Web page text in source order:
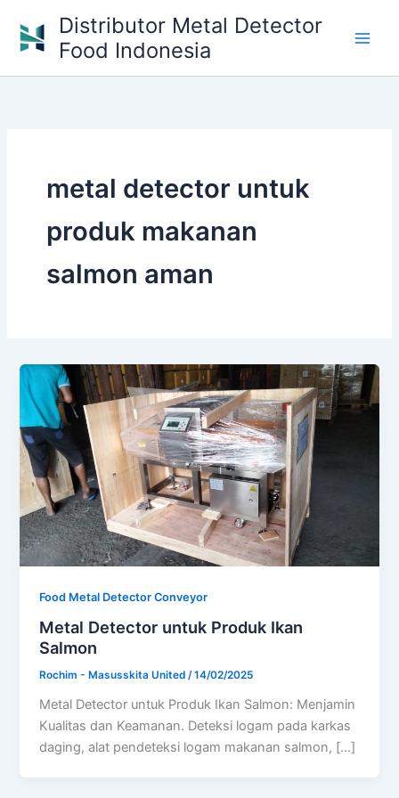
content
Distributor Metal Detector
Food Indonesia
metal detector untuk
produk makanan
salmon aman
Food Metal Detector Conveyor
Metal Detector untuk Produk Ikan
Salmon
Rochim - Masusskita United/14/02/2025
Metal Detector untuk Produk Ikan Salmon: Menjamin
Kualitas dan Keamanan. Deteksi logam pada karkas
daging, alat pendeteksi logam makanan salmon, […]